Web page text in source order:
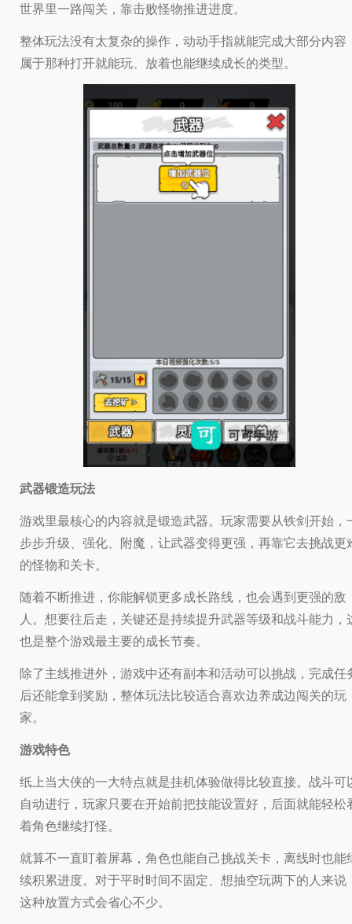
世界里一路闯关，靠击败怪物推进进度。
整体玩法没有太复杂的操作，动动手指就能完成大部分内容
属于那种打开就能玩、放着也能继续成长的类型。
武器锻造玩法
游戏里最核心的内容就是锻造武器。玩家需要从铁剑开始，
步步升级、强化、附魔，让武器变得更强，再靠它去挑战更
的怪物和关卡。
随着不断推进，你能解锁更多成长路线，也会遇到更强的敌
人。想要往后走，关键还是持续提升武器等级和战斗能力，
也是整个游戏最主要的成长节奏。
除了主线推进外，游戏中还有副本和活动可以挑战，完成任
后还能拿到奖励，整体玩法比较适合喜欢边养成边闯关的玩
家。
游戏特色
纸上当大侠的一大特点就是挂机体验做得比较直接。战斗可
自动进行，玩家只要在开始前把技能设置好，后面就能轻松
着角色继续打怪。
就算不一直盯着屏幕，角色也能自己挑战关卡，离线时也能
续积累进度。对于平时时间不固定、想抽空玩两下的人来说
这种放置方式会省心不少。